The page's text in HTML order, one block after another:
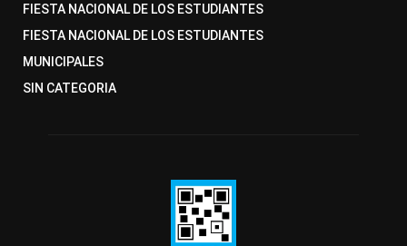
FIESTA NACIONAL DE LOS ESTUDIANTES
FIESTA NACIONAL DE LOS ESTUDIANTES
MUNICIPALES
SIN CATEGORIA